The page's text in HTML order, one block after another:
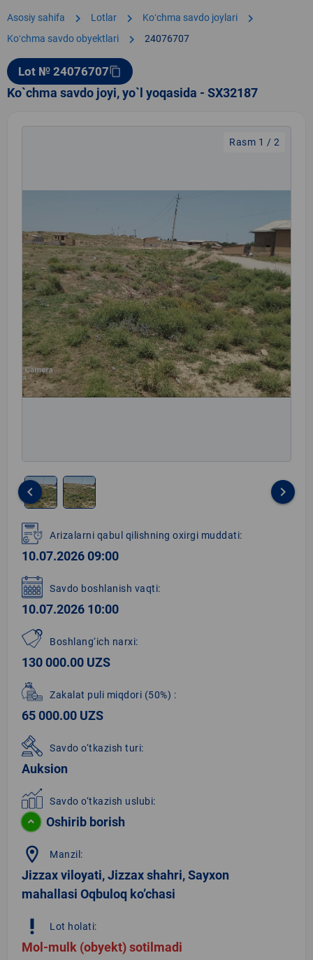
Asosiy sahifa chevron_right Lotlar chevron_right Koʻchma savdo joylari chevron_right
Koʻchma savdo obyektlari chevron_right 24076707
Lot № 24076707content_copy
Ko`chma savdo joyi, yo`l yoqasida - SX32187
Rasm 1 / 2
1
of
2
keyboard_arrow_left keyboard_arrow_right
Arizalarni qabul qilishning oxirgi muddati:
10.07.2026 09:00
Savdo boshlanish vaqti:
10.07.2026 10:00
Boshlang‘ich narxi:
130 000.00 UZS
Zakalat puli miqdori (50%) :
65 000.00 UZS
Savdo o‘tkazish turi:
Auksion
Savdo o‘tkazish uslubi:
Oshirib borish
location_on Manzil:
Jizzax viloyati, Jizzax shahri, Sayxon
mahallasi Oqbuloq ko’chasi
priority_high Lot holati:
Mol-mulk (obyekt) sotilmadi